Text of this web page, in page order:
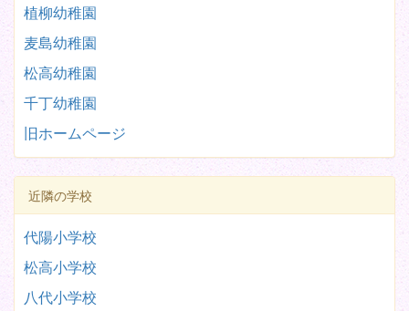
植柳幼稚園
麦島幼稚園
松高幼稚園
千丁幼稚園
旧ホームページ
近隣の学校
代陽小学校
松高小学校
八代小学校